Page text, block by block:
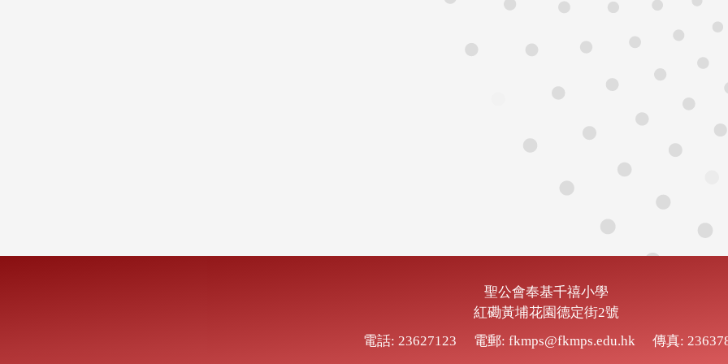
聖公會奉基千禧小學
紅磡黃埔花園德定街2號
電話: 23627123
電郵: fkmps@fkmps.edu.hk 傳真: